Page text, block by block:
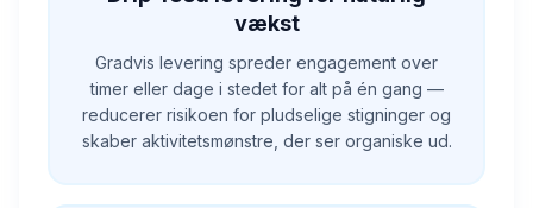
vækst
Gradvis levering spreder engagement over
timer eller dage i stedet for alt på én gang —
reducerer risikoen for pludselige stigninger og
skaber aktivitetsmønstre, der ser organiske ud.